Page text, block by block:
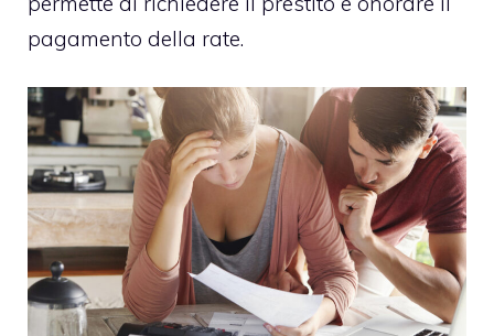
pagamento della rate.